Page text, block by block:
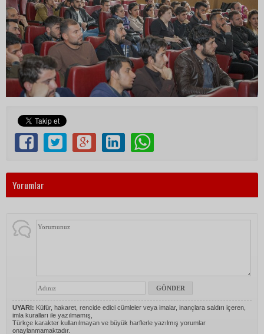
Yorumlar
UYARI: Küfür, hakaret, rencide edici cümleler veya imalar, inançlara saldırı içeren,
imla kuralları ile yazılmamış,
Türkçe karakter kullanılmayan ve büyük harflerle yazılmış yorumlar
onaylanmamaktadır.